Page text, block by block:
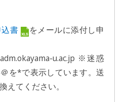
書
をメールに添付し申
u.ac.jp ※迷惑
を*で表示しています。送
えてください。